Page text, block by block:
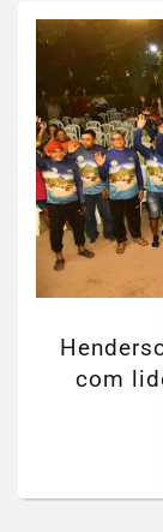
com